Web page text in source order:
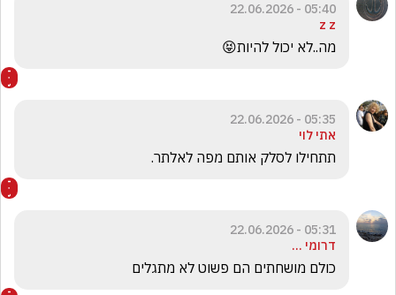
05:40 - 22.06.2026
z z
מה..לא יכול להיות😝
05:35 - 22.06.2026
אתי לוי
תתחילו לסלק אותם מפה לאלתר.
05:31 - 22.06.2026
דרומי ...
כולם מושחתים הם פשוט לא מתגלים